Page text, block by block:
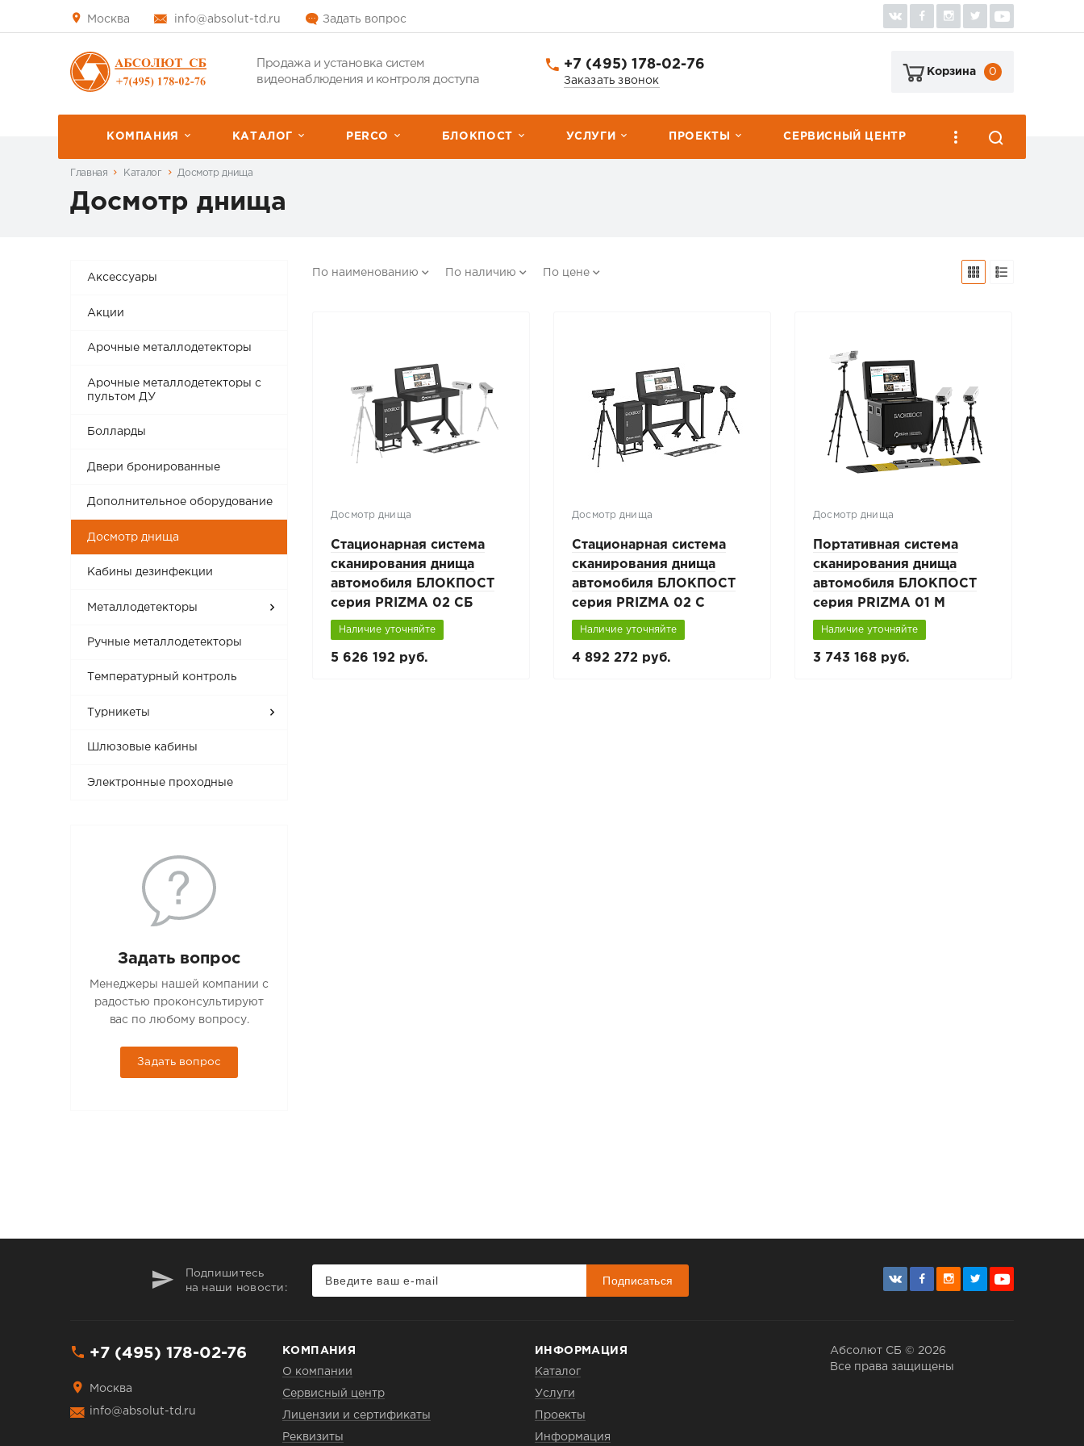
Москва info@absolut-td.ru Задать вопрос
Продажа и установка систем
видеонаблюдения и контроля доступа
+7 (495) 178-02-76
Заказать звонок
Корзина 0
КОМПАНИЯ КАТАЛОГ PERCО БЛОКПОСТ УСЛУГИ ПРОЕКТЫ СЕРВИСНЫЙ ЦЕНТР
Главная Каталог Досмотр днища
Досмотр днища
Аксессуары
Акции
Арочные металлодетекторы
Арочные металлодетекторы с
пультом ДУ
Болларды
Двери бронированные
Дополнительное оборудование
Досмотр днища
Кабины дезинфекции
Металлодетекторы
Ручные металлодетекторы
Температурный контроль
Турникеты
Шлюзовые кабины
Электронные проходные
Задать вопрос
Менеджеры нашей компании с
радостью проконсультируют
вас по любому вопросу.
Задать вопрос
По наименованию По наличию По цене
Досмотр днища
Стационарная система
сканирования днища
автомобиля БЛОКПОСТ
серия PRIZMA 02 CБ
(большой стол)
Наличие уточняйте
5 626 192 руб.
Досмотр днища
Стационарная система
сканирования днища
автомобиля БЛОКПОСТ
серия PRIZMA 02 C
(большой стол)
Наличие уточняйте
4 892 272 руб.
Досмотр днища
Портативная система
сканирования днища
автомобиля БЛОКПОСТ
серия PRIZMA 01 M
Наличие уточняйте
3 743 168 руб.
Подпишитесь
на наши новости:
Подписаться
+7 (495) 178-02-76
Москва
info@absolut-td.ru
КОМПАНИЯ
О компании
Сервисный центр
Лицензии и сертификаты
Реквизиты
ИНФОРМАЦИЯ
Каталог
Услуги
Проекты
Информация
Абсолют СБ © 2026
Все права защищены